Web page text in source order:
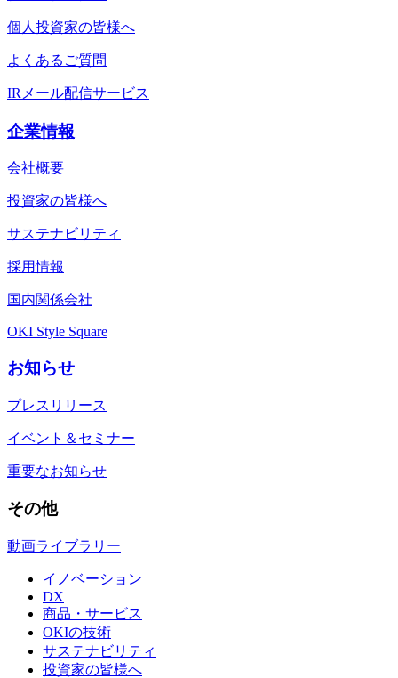
個人投資家の皆様へ
よくあるご質問
IRメール配信サービス
企業情報
会社概要
投資家の皆様へ
サステナビリティ
採用情報
国内関係会社
OKI Style Square
お知らせ
プレスリリース
イベント＆セミナー
重要なお知らせ
その他
動画ライブラリー
イノベーション
DX
商品・サービス
OKIの技術
サステナビリティ
投資家の皆様へ